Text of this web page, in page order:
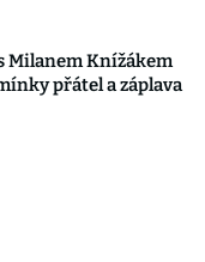
Milanem Knížákem
přátel a záplava